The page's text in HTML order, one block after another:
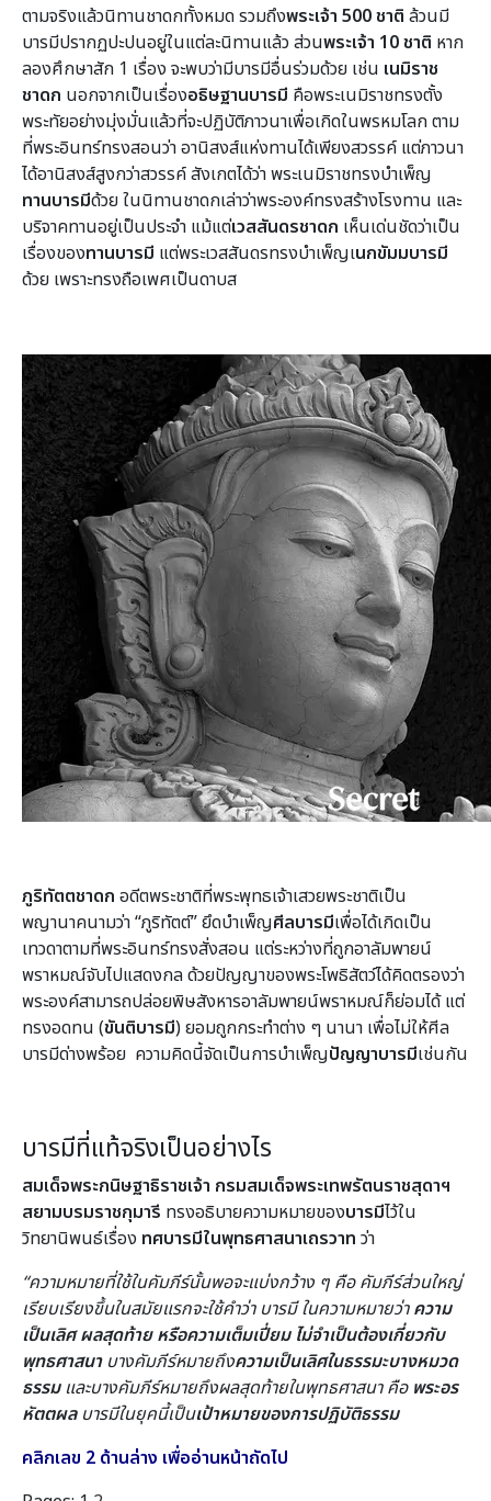
ตามจริงแล้วนิทานชาดกทั้งหมด รวมถึงพระเจ้า 500 ชาติ ล้วนมี
บารมีปรากฏปะปนอยู่ในแต่ละนิทานแล้ว ส่วนพระเจ้า 10 ชาติ หาก
ลองศึกษาสัก 1 เรื่อง จะพบว่ามีบารมีอื่นร่วมด้วย เช่น เนมิราช
ชาดก นอกจากเป็นเรื่องอธิษฐานบารมี คือพระเนมิราชทรงตั้ง
พระทัยอย่างมุ่งมั่นแล้วที่จะปฏิบัติภาวนาเพื่อเกิดในพรหมโลก ตาม
ที่พระอินทร์ทรงสอนว่า อานิสงส์แห่งทานได้เพียงสวรรค์ แต่ภาวนา
ได้อานิสงส์สูงกว่าสวรรค์ สังเกตได้ว่า พระเนมิราชทรงบำเพ็ญ
ทานบารมีด้วย ในนิทานชาดกเล่าว่าพระองค์ทรงสร้างโรงทาน และ
บริจาคทานอยู่เป็นประจำ แม้แต่เวสสันดรชาดก เห็นเด่นชัดว่าเป็น
เรื่องของทานบารมี แต่พระเวสสันดรทรงบำเพ็ญเนกขัมมบารมี
ด้วย เพราะทรงถือเพศเป็นดาบส
ภูริทัตตชาดก อดีตพระชาติที่พระพุทธเจ้าเสวยพระชาติเป็น
พญานาคนามว่า “ภูริทัตต์” ยึดบำเพ็ญศีลบารมีเพื่อได้เกิดเป็น
เทวดาตามที่พระอินทร์ทรงสั่งสอน แต่ระหว่างที่ถูกอาลัมพายน์
พราหมณ์จับไปแสดงกล ด้วยปัญญาของพระโพธิสัตว์ได้คิดตรองว่า
พระองค์สามารถปล่อยพิษสังหารอาลัมพายน์พราหมณ์ก็ย่อมได้ แต่
ทรงอดทน (ขันติบารมี) ยอมถูกกระทำต่าง ๆ นานา เพื่อไม่ให้ศีล
บารมีด่างพร้อย ความคิดนี้จัดเป็นการบำเพ็ญปัญญาบารมีเช่นกัน
บารมีที่แท้จริงเป็นอย่างไร
สมเด็จพระกนิษฐาธิราชเจ้า กรมสมเด็จพระเทพรัตนราชสุดาฯ
สยามบรมราชกุมารี ทรงอธิบายความหมายของบารมีไว้ใน
วิทยานิพนธ์เรื่อง ทศบารมีในพุทธศาสนาเถรวาท ว่า
“ความหมายที่ใช้ในคัมภีร์นั้นพอจะแบ่งกว้าง ๆ คือ คัมภีร์ส่วนใหญ่
เรียบเรียงขึ้นในสมัยแรกจะใช้คำว่า บารมี ในความหมายว่าความ
เป็นเลิศ ผลสุดท้าย หรือความเต็มเปี่ยม ไม่จำเป็นต้องเกี่ยวกับ
พุทธศาสนาบางคัมภีร์หมายถึงความเป็นเลิศในธรรมะบางหมวด
ธรรมและบางคัมภีร์หมายถึงผลสุดท้ายในพุทธศาสนา คือ พระอร
หัตตผลบารมีในยุคนี้เป็นเป้าหมายของการปฏิบัติธรรม
คลิกเลข 2 ด้านล่าง เพื่ออ่านหน้าถัดไป